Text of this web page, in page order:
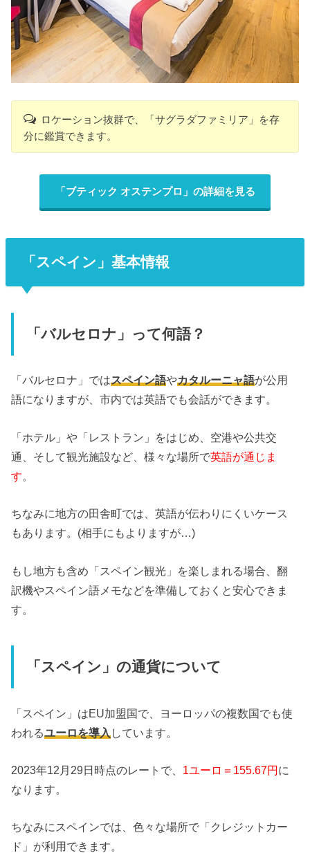
ロケーション抜群で、「サグラダファミリア」を存
分に鑑賞できます。
「ブティック オステンプロ」の詳細を見る
「スペイン」基本情報
「バルセロナ」って何語？
「バルセロナ」ではスペイン語やカタルーニャ語が公用
語になりますが、市内では英語でも会話ができます。
「ホテル」や「レストラン」をはじめ、空港や公共交
通、そして観光施設など、様々な場所で英語が通じま
す。
ちなみに地方の田舎町では、英語が伝わりにくいケース
もあります。(相手にもよりますが…)
もし地方も含め「スペイン観光」を楽しまれる場合、翻
訳機やスペイン語メモなどを準備しておくと安心できま
す。
「スペイン」の通貨について
「スペイン」はEU加盟国で、ヨーロッパの複数国でも使
われる ユーロを導入 しています。
2023年12月29日時点のレートで、 1ユーロ＝155.67円に
なります。
ちなみにスペインでは、色々な場所で「クレジットカー
ド」が利用できます。